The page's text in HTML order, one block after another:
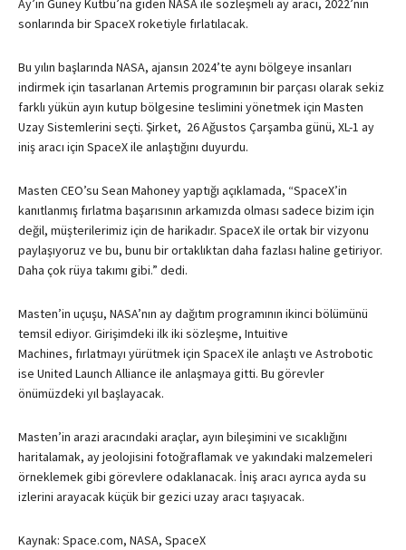
Ay’ın Güney Kutbu’na giden NASA ile sözleşmeli ay aracı, 2022’nin
sonlarında bir SpaceX roketiyle fırlatılacak.
Bu yılın başlarında NASA, ajansın 2024’te aynı bölgeye insanları
indirmek için tasarlanan Artemis programının birparçası olarak sekiz
farklı yükün ayın kutup bölgesine teslimini yönetmek için Masten
Uzay Sistemlerini seçti. Şirket, 26 Ağustos Çarşamba günü, XL-1 ay
iniş aracı için SpaceX ile anlaştığını duyurdu.
Masten CEO’su Sean Mahoneyyaptığı açıklamada, “SpaceX’in
kanıtlanmış fırlatma başarısının arkamızda olması sadece bizim için
değil, müşterilerimiz için de harikadır. SpaceX ile ortak bir vizyonu
paylaşıyoruz ve bu, bunu bir ortaklıktan daha fazlası haline getiriyor.
Daha çok rüya takımı gibi.” dedi.
Masten’in uçuşu, NASA’nın ay dağıtım programının ikinci bölümünü
temsil ediyor. Girişimdeki ilk iki sözleşme, Intuitive
Machines, fırlatmayı yürütmek için SpaceX ile anlaştı ve Astrobotic
ise United Launch Alliance ile anlaşmaya gitti. Bu görevler
önümüzdeki yıl başlayacak.
Masten’in arazi aracındaki araçlar, ayın bileşimini ve sıcaklığını
haritalamak, ay jeolojisini fotoğraflamak ve yakındaki malzemeleri
örneklemek gibi görevlere odaklanacak. İniş aracı ayrıca ayda su
izlerini arayacak küçük bir gezici uzay aracı taşıyacak.
Kaynak: Space.com, NASA, SpaceX